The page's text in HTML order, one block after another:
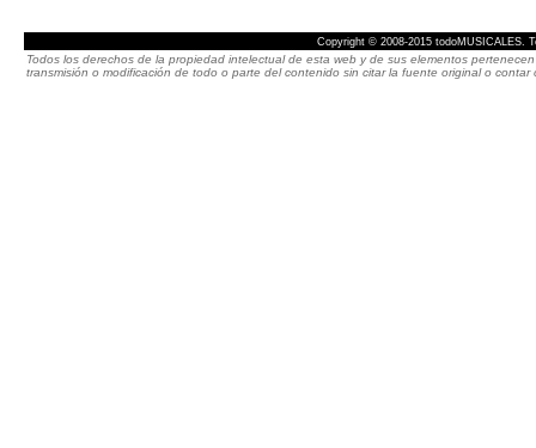
Copyright © 2008-2015 todoMUSICALES.
Todos los derechos de la propiedad intelectual de esta web y de sus elementos
transmisión o modificación de todo o parte del contenido sin citar la fuente original o